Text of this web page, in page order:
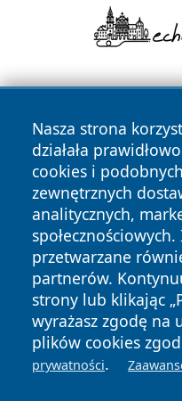
Nasza strona
działała
cookies i
zewnętrznych
analitycznych,
przetwarzane
partnerów.
strony lub klikając
wyrażasz zgodę na
plików cookies
prywatności.
Copyright © 2026
zastrzeżone.
News Autorzy